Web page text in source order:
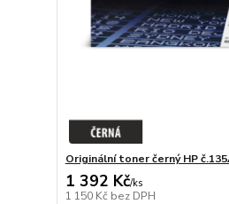
Originální toner černý HP
1 392 Kč/ks
1 150 Kč bez DPH